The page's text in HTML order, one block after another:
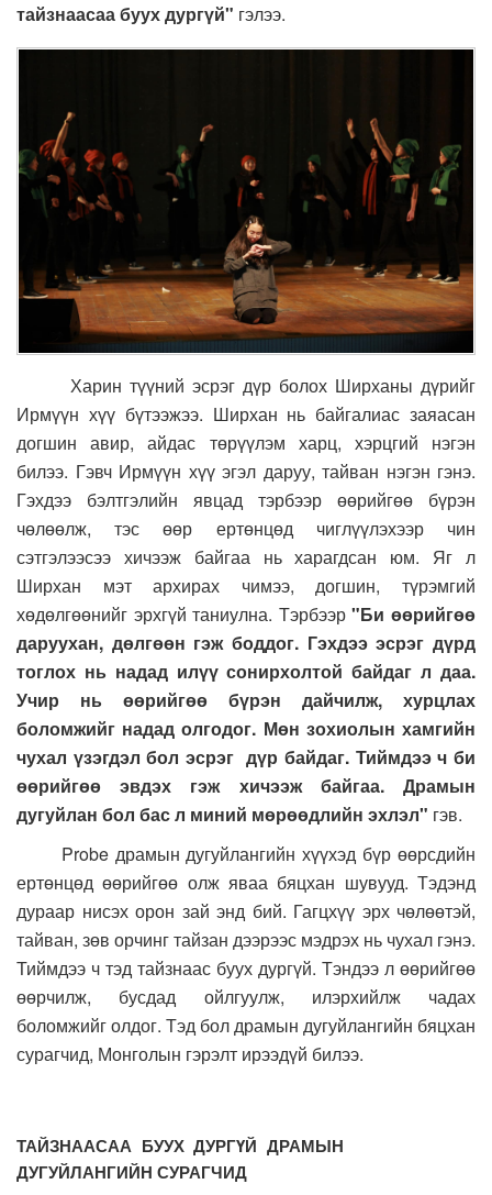
тайзнаасаа буух дургүй" гэлээ.
Харин түүний эсрэг дүр болох Ширханы дүрийг
Ирмүүн хүү бүтээжээ. Ширхан нь байгалиас заяасан
догшин авир, айдас төрүүлэм харц, хэрцгий нэгэн
билээ. Гэвч Ирмүүн хүү эгэл даруу, тайван нэгэн гэнэ.
Гэхдээ бэлтгэлийн явцад тэрбээр өөрийгөө бүрэн
чөлөөлж, тэс өөр ертөнцөд чиглүүлэхээр чин
сэтгэлээсээ хичээж байгаа нь харагдсан юм. Яг л
Ширхан мэт архирах чимээ, догшин, түрэмгий
хөдөлгөөнийг эрхгүй таниулна. Тэрбээр"Би өөрийгөө
даруухан, дөлгөөн гэж боддог. Гэхдээ эсрэг дүрд
тоглох нь надад илүү сонирхолтой байдаг л даа.
Учир нь өөрийгөө бүрэн дайчилж, хурцлах
боломжийг надад олгодог. Мөн зохиолын хамгийн
чухал үзэгдэл бол эсрэг дүр байдаг. Тиймдээ ч би
өөрийгөө эвдэх гэж хичээж байгаа. Драмын
дугуйлан бол бас л миний мөрөөдлийн эхлэл" гэв.
Probe драмын дугуйлангийн хүүхэд бүр өөрсдийн
ертөнцөд өөрийгөө олж яваа бяцхан шувууд. Тэдэнд
дураар нисэх орон зай энд бий. Гагцхүү эрх чөлөөтэй,
тайван, зөв орчинг тайзан дээрээс мэдрэх нь чухал гэнэ.
Тиймдээ ч тэд тайзнаас буух дургүй. Тэндээ л өөрийгөө
өөрчилж, бусдад ойлгуулж, илэрхийлж чадах
боломжийг олдог. Тэд бол драмын дугуйлангийн бяцхан
сурагчид, Монголын гэрэлт ирээдүй билээ.
ТАЙЗНААСАА БУУХ ДУРГҮЙ ДРАМЫН
ДУГУЙЛАНГИЙН СУРАГЧИД